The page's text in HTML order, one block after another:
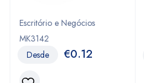
Escritório e Negócios
MK3142
Desde €0.12